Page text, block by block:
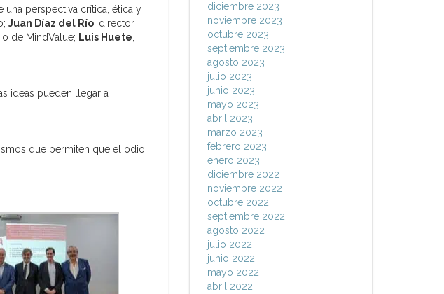
una perspectiva crítica, ética y
Juan Díaz del Río , director
de MindValue; Luis Huete
ideas pueden llegar a
que permiten que el odio
diciembre 2023
noviembre 2023
octubre 2023
septiembre 2023
agosto 2023
julio 2023
junio 2023
mayo 2023
abril 2023
marzo 2023
febrero 2023
enero 2023
diciembre 2022
noviembre 2022
octubre 2022
septiembre 2022
agosto 2022
julio 2022
junio 2022
mayo 2022
abril 2022